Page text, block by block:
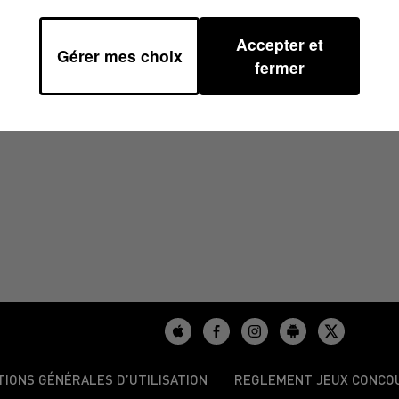
GÉNÉRALES D’UTILISATION REGLEMENT JEUX
Gérer mes choix
Accepter et
fermer